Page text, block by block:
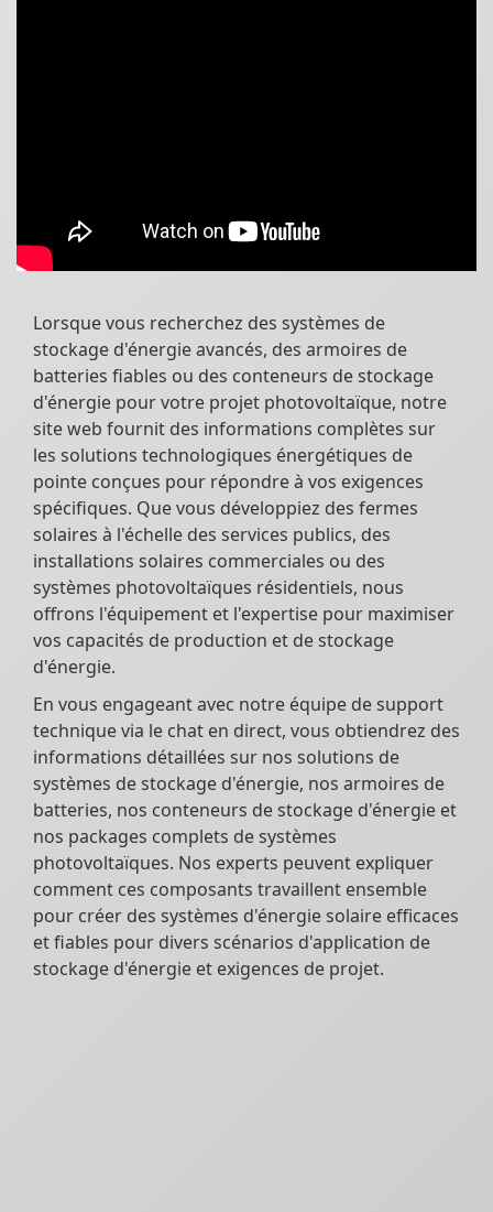
Lorsque vous recherchez des systèmes de
stockage d'énergie avancés, des armoires de
batteries fiables ou des conteneurs de stockage
d'énergie pour votre projet photovoltaïque, notre
site web fournit des informations complètes sur
les solutions technologiques énergétiques de
pointe conçues pour répondre à vos exigences
spécifiques. Que vous développiez des fermes
solaires à l'échelle des services publics, des
installations solaires commerciales ou des
systèmes photovoltaïques résidentiels, nous
offrons l'équipement et l'expertise pour maximiser
vos capacités de production et de stockage
d'énergie.
En vous engageant avec notre équipe de support
technique via le chat en direct, vous obtiendrez des
informations détaillées sur nos solutions de
systèmes de stockage d'énergie, nos armoires de
batteries, nos conteneurs de stockage d'énergie et
nos packages complets de systèmes
photovoltaïques. Nos experts peuvent expliquer
comment ces composants travaillent ensemble
pour créer des systèmes d'énergie solaire efficaces
et fiables pour divers scénarios d'application de
stockage d'énergie et exigences de projet.